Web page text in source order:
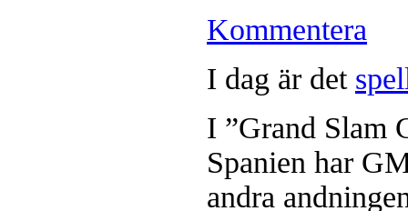
Kommentera
I dag är det
I ”Grand Slam
Spanien har
andra